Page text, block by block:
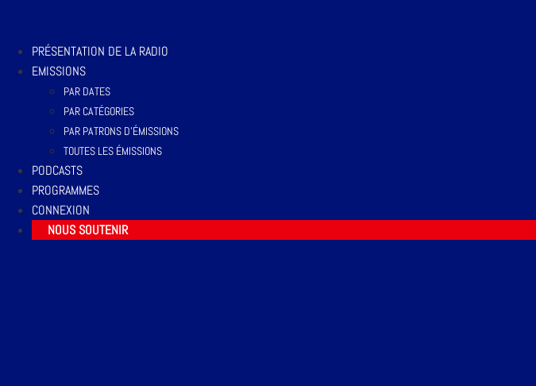
PRÉSENTATION DE LA RADIO
EMISSIONS
PAR DATES
PAR CATÉGORIES
PAR PATRONS D’ÉMISSIONS
TOUTES LES ÉMISSIONS
PODCASTS
PROGRAMMES
CONNEXION
NOUS SOUTENIR